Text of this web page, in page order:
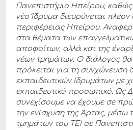
Πανεπιστήμιο Ηπείρου,
νέο Ίδρυμα διευρύνεται
περιφέρειας Ηπείρου.
στα θέματα των
αποφοίτων, αλλά και της
νέων τμημάτων. Ο διάλογος θα
πρόκειται για τη συγχώνευση
εκπαιδευτικών Ιδρυμάτων με
εκπαιδευτικό προσωπικό. Ως
συνεχίσουμε να έχουμε σε
την ενίσχυση της Άρτας, μέσω
τμημάτων του ΤΕΙ σε